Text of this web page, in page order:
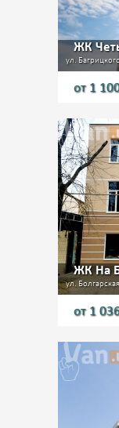
ЖК
ул.
от 1
ЖК На
ул.
от 1